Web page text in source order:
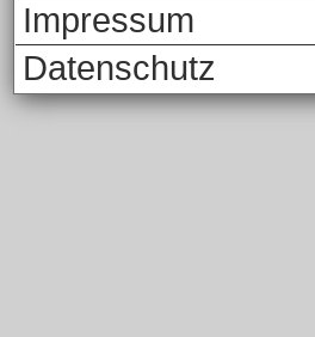
Impressum
Datenschutz